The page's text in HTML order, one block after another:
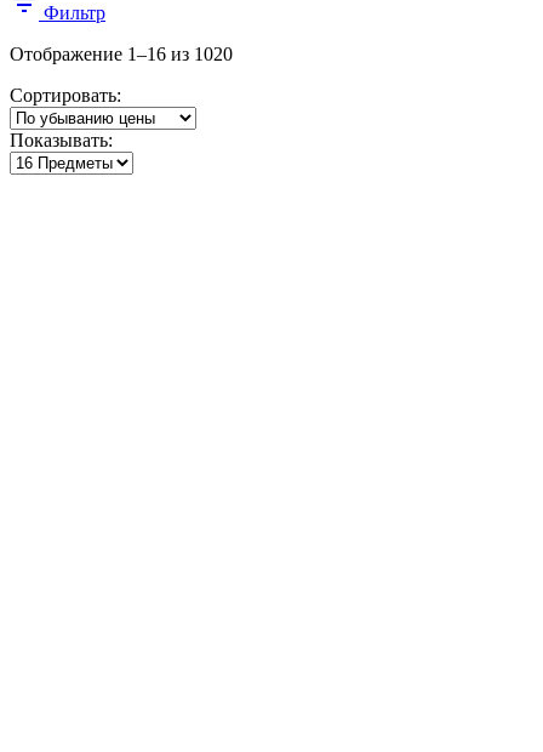
Фильтр
Отображение 1–16 из 1020Цены:
Сортировать:
Показывать: